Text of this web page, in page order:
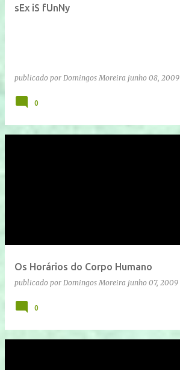
sEx iS fUnNy
publicado por Domingos Moreira junho 08, 2009
0
Os Horários do Corpo Humano
publicado por Domingos Moreira junho 07, 2009
0